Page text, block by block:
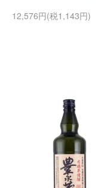
12,576円(税1,143円)